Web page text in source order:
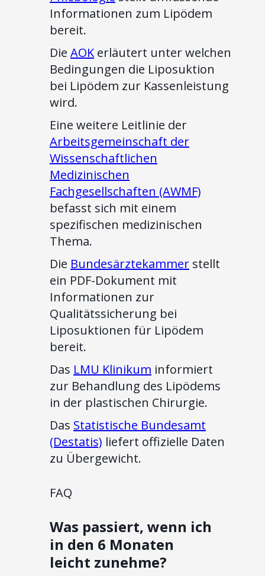
Informationen zum Lipödem
bereit.
Die AOK erläutert unter welchen
Bedingungen die Liposuktion
bei Lipödem zur Kassenleistung
wird.
Eine weitere Leitlinie der
Arbeitsgemeinschaft der
Wissenschaftlichen
Medizinischen
Fachgesellschaften (AWMF)
befasst sich mit einem
spezifischen medizinischen
Thema.
Die Bundesärztekammer stellt
ein PDF-Dokument mit
Informationen zur
Qualitätssicherung bei
Liposuktionen für Lipödem
bereit.
Das LMU Klinikum informiert
zur Behandlung des Lipödems
in der plastischen Chirurgie.
Das Statistische Bundesamt
(Destatis) liefert offizielle Daten
zu Übergewicht.
FAQ
Was passiert, wenn ich
in den 6 Monaten
leicht zunehme?